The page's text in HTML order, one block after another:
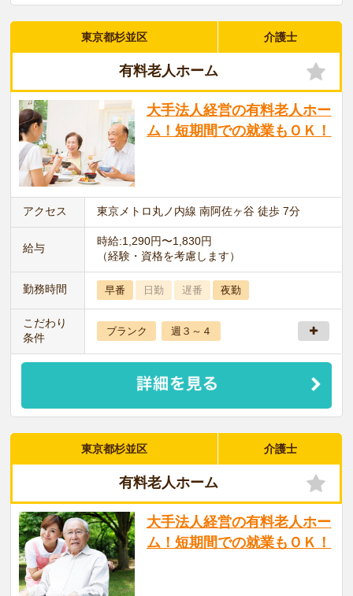
東京都杉並区 介護士
有料老人ホーム
大手法人経営の有料老人ホー
ム！短期間での就業もＯＫ！
アクセス 東京メトロ丸ノ内線 南阿佐ヶ谷 徒歩 7分
給与
時給:1,290円〜1,830円
（経験・資格を考慮します）
勤務時間 早番 日勤 遅番 夜勤
こだわり
条件
ブランク 週３～４
東京都杉並区 介護士
有料老人ホーム
大手法人経営の有料老人ホー
ム！短期間での就業もＯＫ！